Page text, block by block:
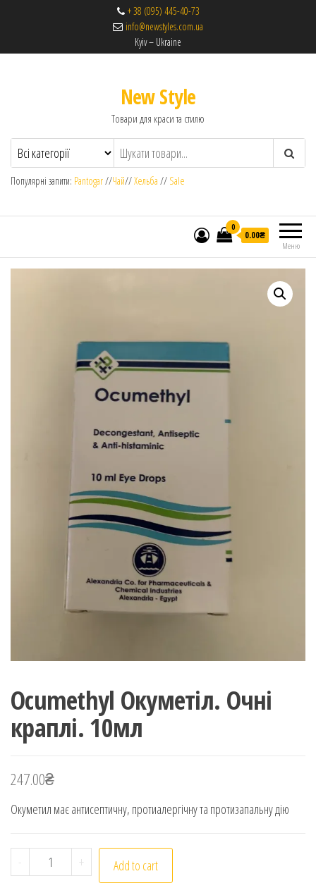
+ 38 (095) 445-40-73
info@newstyles.com.ua
Kyiv – Ukraine
New Style
Товари для краси та стилю
Популярні запити: Pantogar//Чай//Хельба // Sale
Меню
0
0.00₴
Ocumethyl Окуметіл. Очні
краплі. 10мл
247.00₴
Окуметил має антисептичну, протиалергічну та протизапальну дію
- Ocumethyl Окуметіл. Очні краплі. 10мл quantity
+ Add to cart